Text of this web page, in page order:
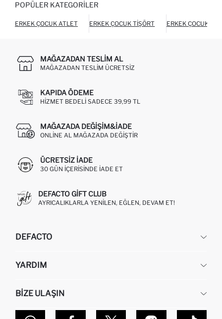
POPÜLER KATEGORILER
ERKEK ÇOCUK ATLET ERKEK ÇOCUK TIŞÖRT ERKEK ÇOCUK
MAĞAZADAN TESLIM AL
MAĞAZADAN TESLIM ÜCRETSIZ
KAPIDA ÖDEME
HIZMET BEDELI SADECE 39,99 TL
MAĞAZADA DEĞIŞIM&İADE
ONLINE AL MAĞAZADA DEĞIŞTIR
ÜCRETSIZ IADE
30 GÜN IÇERISINDE IADE ET
DEFACTO GIFT CLUB
AYRICALIKLARLA YENILEN, EĞLEN, DEVAM ET!
DEFACTO
HAKKIMIZDA
KURUMSAL SATIŞ
YARDIM
SIPARIŞIMI NASIL TAKIP EDERIM?
NASIL İADE EDERIM?
BIZE ULAŞIN
MAĞAZALARIMIZ